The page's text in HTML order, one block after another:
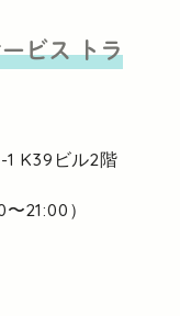
ビストラ
K39ビル2階
21:00）